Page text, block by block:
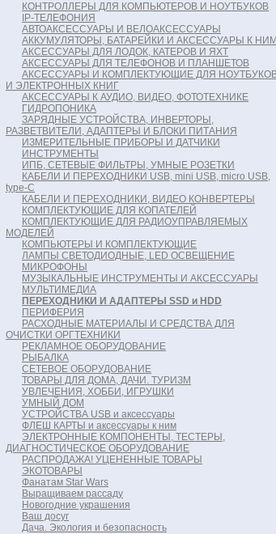
КОНТРОЛЛЕРЫ ДЛЯ КОМПЬЮТЕРОВ И НОУТБУКОВ
IP-ТЕЛЕФОНИЯ
АВТОАКСЕССУАРЫ И ВЕЛОАКСЕССУАРЫ
АККУМУЛЯТОРЫ, БАТАРЕЙКИ И АКСЕССУАРЫ К НИМ
АКСЕССУАРЫ ДЛЯ ЛОДОК, КАТЕРОВ И ЯХТ
АКСЕССУАРЫ ДЛЯ ТЕЛЕФОНОВ И ПЛАНШЕТОВ
АКСЕССУАРЫ И КОМПЛЕКТУЮЩИЕ ДЛЯ
И ЭЛЕКТРОННЫХ КНИГ
АКСЕССУАРЫ К АУДИО, ВИДЕО, ФОТОТЕХНИКЕ
ГИДРОПОНИКА
ЗАРЯДНЫЕ УСТРОЙСТВА, ИНВЕРТОРЫ,
РАЗВЕТВИТЕЛИ, АДАПТЕРЫ И БЛОКИ ПИТАНИЯ
ИЗМЕРИТЕЛЬНЫЕ ПРИБОРЫ И ДАТЧИКИ
ИНСТРУМЕНТЫ
ИПБ, СЕТЕВЫЕ ФИЛЬТРЫ, УМНЫЕ РОЗЕТКИ
КАБЕЛИ И ПЕРЕХОДНИКИ USB, mini USB, micro USB,
type-C
КАБЕЛИ И ПЕРЕХОДНИКИ, ВИДЕО КОНВЕРТЕРЫ
КОМПЛЕКТУЮЩИЕ ДЛЯ КОПАТЕЛЕЙ
КОМПЛЕКТУЮЩИЕ ДЛЯ РАДИОУПРАВЛЯЕМЫХ
МОДЕЛЕЙ
КОМПЬЮТЕРЫ И КОМПЛЕКТУЮЩИЕ
ЛАМПЫ СВЕТОДИОДНЫЕ, LED ОСВЕЩЕНИЕ
МИКРОФОНЫ
МУЗЫКАЛЬНЫЕ ИНСТРУМЕНТЫ И АКСЕССУАРЫ
МУЛЬТИМЕДИА
ПЕРЕХОДНИКИ И АДАПТЕРЫ SSD и HDD
ПЕРИФЕРИЯ
РАСХОДНЫЕ МАТЕРИАЛЫ И СРЕДСТВА ДЛЯ
ОЧИСТКИ ОРГТЕХНИКИ
РЕКЛАМНОЕ ОБОРУДОВАНИЕ
РЫБАЛКА
СЕТЕВОЕ ОБОРУДОВАНИЕ
ТОВАРЫ ДЛЯ ДОМА, ДАЧИ. ТУРИЗМ
УВЛЕЧЕНИЯ, ХОББИ, ИГРУШКИ
УМНЫЙ ДОМ
УСТРОЙСТВА USB и аксессуары
ФЛЕШ КАРТЫ и аксессуары к ним
ЭЛЕКТРОННЫЕ КОМПОНЕНТЫ, ТЕСТЕРЫ,
ДИАГНОСТИЧЕСКОЕ ОБОРУДОВАНИЕ
РАСПРОДАЖА! УЦЕНЕННЫЕ ТОВАРЫ
ЭКОТОВАРЫ
Фанатам Star Wars
Выращиваем рассаду
Новогодние украшения
Ваш досуг
Дача. Экология и безопасность